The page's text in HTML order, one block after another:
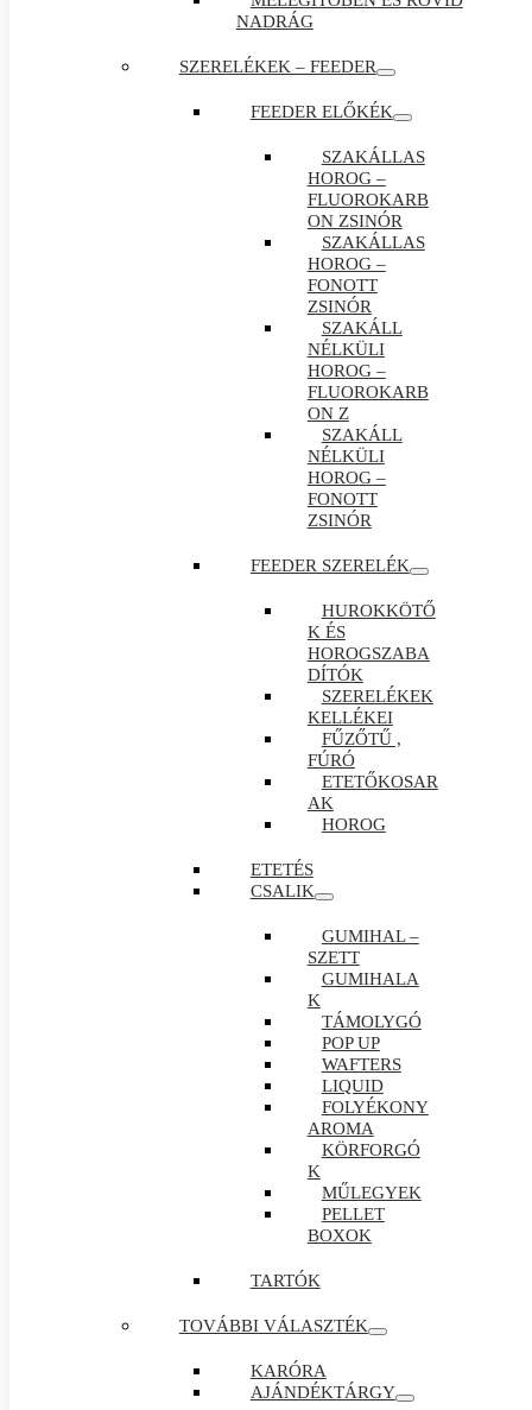
NADRÁG
SZERELÉKEK – FEEDER
FEEDER ELŐKÉK
SZAKÁLLAS
HOROG –
FLUOROKARB
ON ZSINÓR
SZAKÁLLAS
HOROG –
FONOTT
ZSINÓR
SZAKÁLL
NÉLKÜLI
HOROG –
FLUOROKARB
ON Z
SZAKÁLL
NÉLKÜLI
HOROG –
FONOTT
ZSINÓR
FEEDER SZERELÉK
HUROKKÖTŐ
K ÉS
HOROGSZABA
DÍTÓK
SZERELÉKEK
KELLÉKEI
FŰZŐTŰ ,
FÚRÓ
ETETŐKOSAR
AK
HOROG
ETETÉS
CSALIK
GUMIHAL –
SZETT
GUMIHALA
K
TÁMOLYGÓ
POP UP
WAFTERS
LIQUID
FOLYÉKONY
AROMA
KÖRFORGÓ
K
MŰLEGYEK
PELLET
BOXOK
TARTÓK
TOVÁBBI VÁLASZTÉK
KARÓRA
AJÁNDÉKTÁRGY